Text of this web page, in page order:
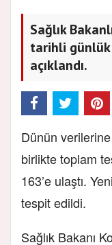
Sağlık
tarihli
açıklandı.
Dünün
birlikte toplam
163’e ulaştı.
tespit edildi.
Sağlık Bakanı